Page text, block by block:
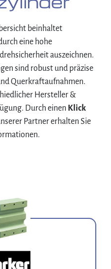
beinhaltet
eine hohe
auszeichnen.
sind robust und präzise
Querkraftaufnahmen.
Hersteller &
Durch einen Klick
Partner erhalten Sie